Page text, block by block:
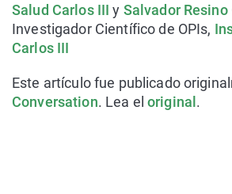
Salud Carlos III y Salvador Resino
Investigador Científico de OPIs,
Carlos III
Este artículo fue publicado
Conversation. Lea el original .